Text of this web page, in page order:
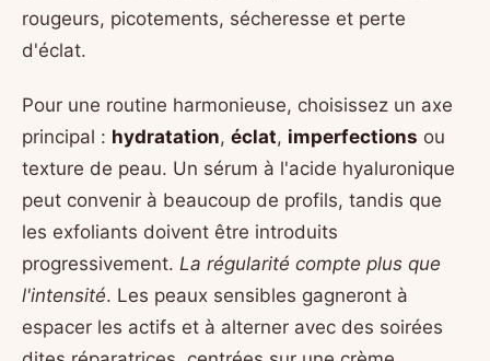
rougeurs, picotements, sécheresse et perte
d'éclat.
Pour une routine harmonieuse, choisissez un axe
principal : hydratation, éclat, imperfections ou
texture de peau. Un sérum à l'acide hyaluronique
peut convenir à beaucoup de profils, tandis que
les exfoliants doivent être introduits
progressivement. La régularité compte plus que
l'intensité. Les peaux sensibles gagneront à
espacer les actifs et à alterner avec des soirées